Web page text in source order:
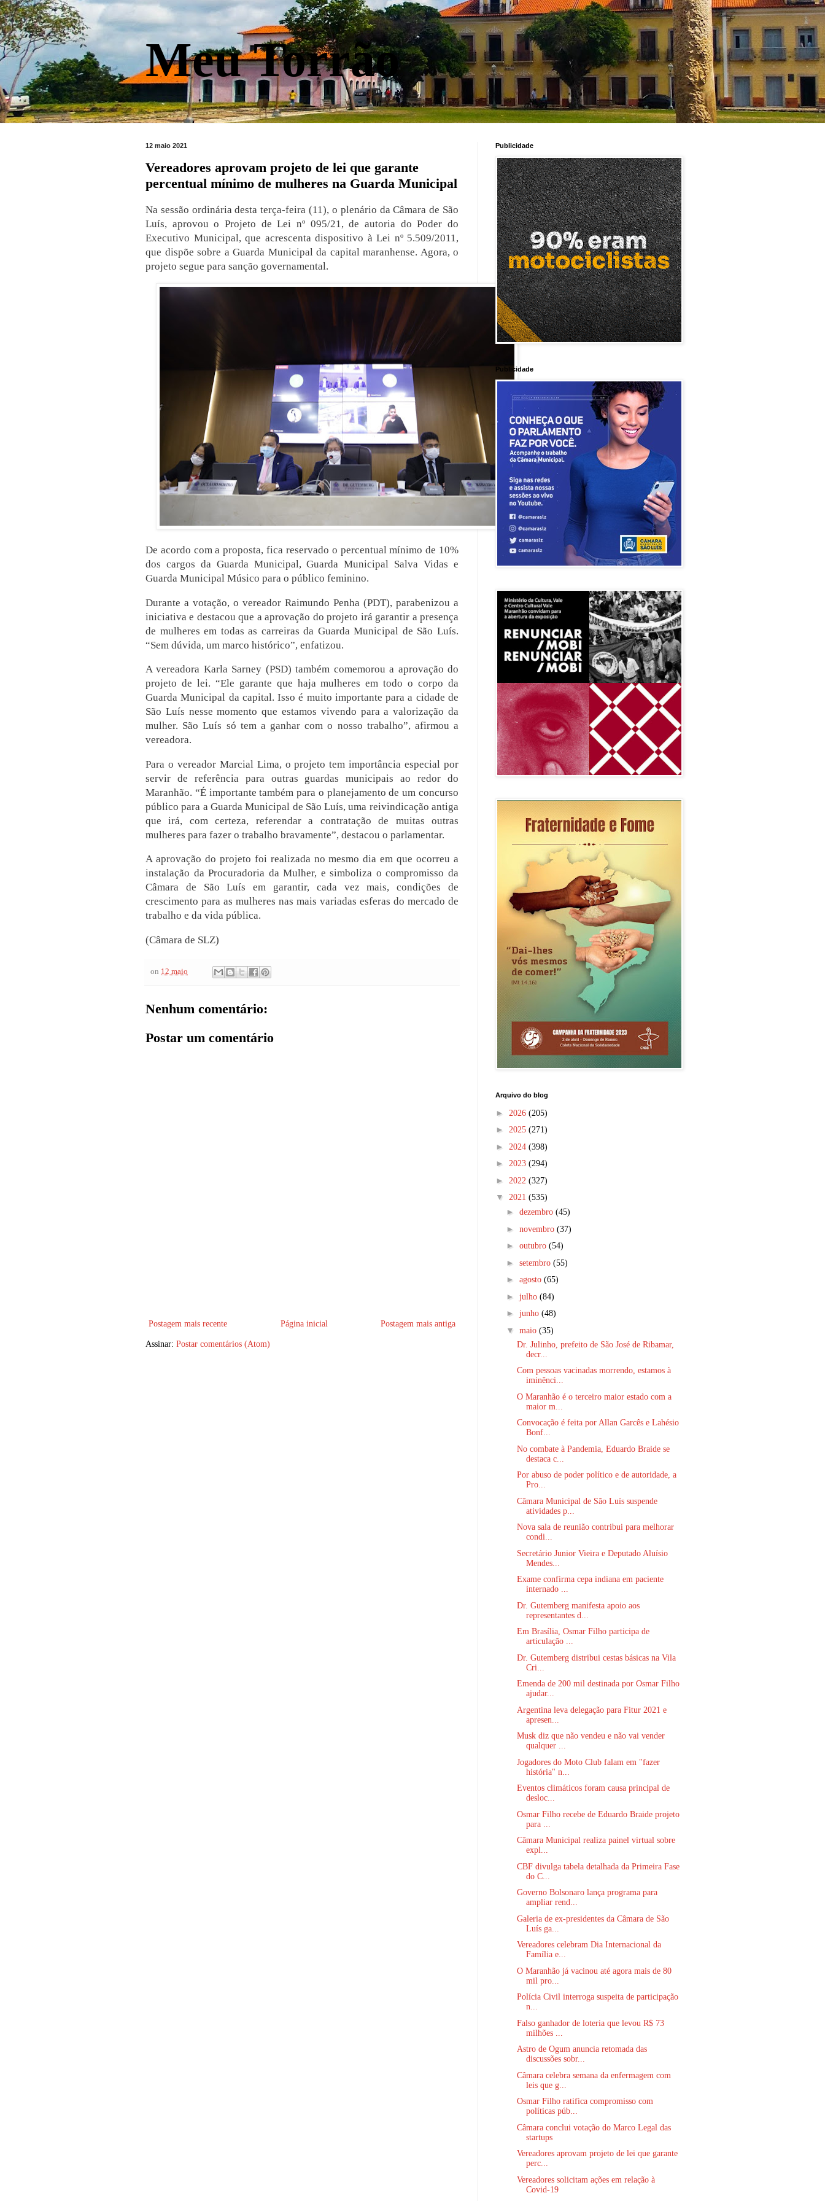
Meu Torrão
12 maio 2021
Vereadores aprovam projeto de lei que garante
percentual mínimo de mulheres na Guarda Municipal
Na sessão ordinária desta terça-feira (11), o plenário da Câmara de São
Luís, aprovou o Projeto de Lei nº 095/21, de autoria do Poder do
Executivo Municipal, que acrescenta dispositivo à Lei nº 5.509/2011,
que dispõe sobre a Guarda Municipal da capital maranhense. Agora, o
projeto segue para sanção governamental.
De acordo com a proposta, fica reservado o percentual mínimo de 10%
dos cargos da Guarda Municipal, Guarda Municipal Salva Vidas e
Guarda Municipal Músico para o público feminino.
Durante a votação, o vereador Raimundo Penha (PDT), parabenizou a
iniciativa e destacou que a aprovação do projeto irá garantir a presença
de mulheres em todas as carreiras da Guarda Municipal de São Luís.
“Sem dúvida, um marco histórico”, enfatizou.
A vereadora Karla Sarney (PSD) também comemorou a aprovação do
projeto de lei. “Ele garante que haja mulheres em todo o corpo da
Guarda Municipal da capital. Isso é muito importante para a cidade de
São Luís nesse momento que estamos vivendo para a valorização da
mulher. São Luís só tem a ganhar com o nosso trabalho”, afirmou a
vereadora.
Para o vereador Marcial Lima, o projeto tem importância especial por
servir de referência para outras guardas municipais ao redor do
Maranhão. “É importante também para o planejamento de um concurso
público para a Guarda Municipal de São Luís, uma reivindicação antiga
que irá, com certeza, referendar a contratação de muitas outras
mulheres para fazer o trabalho bravamente”, destacou o parlamentar.
A aprovação do projeto foi realizada no mesmo dia em que ocorreu a
instalação da Procuradoria da Mulher, e simboliza o compromisso da
Câmara de São Luís em garantir, cada vez mais, condições de
crescimento para as mulheres nas mais variadas esferas do mercado de
trabalho e da vida pública.
(Câmara de SLZ)
on 12 maio
Nenhum comentário:
Postar um comentário
Postagem mais recente Postagem mais antiga
Página inicial
Assinar: Postar comentários (Atom)
Publicidade
Publicidade
Arquivo do blog
► 2026 (205)
► 2025 (271)
► 2024 (398)
► 2023 (294)
► 2022 (327)
▼ 2021 (535)
► dezembro (45)
► novembro (37)
► outubro (54)
► setembro (55)
► agosto (65)
► julho (84)
► junho (48)
▼ maio (35)
Dr. Julinho, prefeito de São José de Ribamar,
decr...
Com pessoas vacinadas morrendo, estamos à
iminênci...
O Maranhão é o terceiro maior estado com a
maior m...
Convocação é feita por Allan Garcês e Lahésio
Bonf...
No combate à Pandemia, Eduardo Braide se
destaca c...
Por abuso de poder político e de autoridade, a
Pro...
Câmara Municipal de São Luís suspende
atividades p...
Nova sala de reunião contribui para melhorar
condi...
Secretário Junior Vieira e Deputado Aluísio
Mendes...
Exame confirma cepa indiana em paciente
internado ...
Dr. Gutemberg manifesta apoio aos
representantes d...
Em Brasília, Osmar Filho participa de
articulação ...
Dr. Gutemberg distribui cestas básicas na Vila
Cri...
Emenda de 200 mil destinada por Osmar Filho
ajudar...
Argentina leva delegação para Fitur 2021 e
apresen...
Musk diz que não vendeu e não vai vender
qualquer ...
Jogadores do Moto Club falam em "fazer
história" n...
Eventos climáticos foram causa principal de
desloc...
Osmar Filho recebe de Eduardo Braide projeto
para ...
Câmara Municipal realiza painel virtual sobre
expl...
CBF divulga tabela detalhada da Primeira Fase
do C...
Governo Bolsonaro lança programa para
ampliar rend...
Galeria de ex-presidentes da Câmara de São
Luís ga...
Vereadores celebram Dia Internacional da
Família e...
O Maranhão já vacinou até agora mais de 80
mil pro...
Polícia Civil interroga suspeita de participação
n...
Falso ganhador de loteria que levou R$ 73
milhões ...
Astro de Ogum anuncia retomada das
discussões sobr...
Câmara celebra semana da enfermagem com
leis que g...
Osmar Filho ratifica compromisso com
políticas púb...
Câmara conclui votação do Marco Legal das
startups
Vereadores aprovam projeto de lei que garante
perc...
Vereadores solicitam ações em relação à
Covid-19